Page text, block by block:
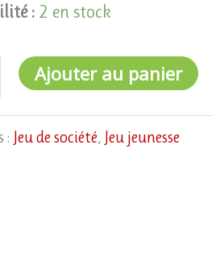
: 2 en stock
Ajouter au panier
: Jeu de société, Jeu jeunesse